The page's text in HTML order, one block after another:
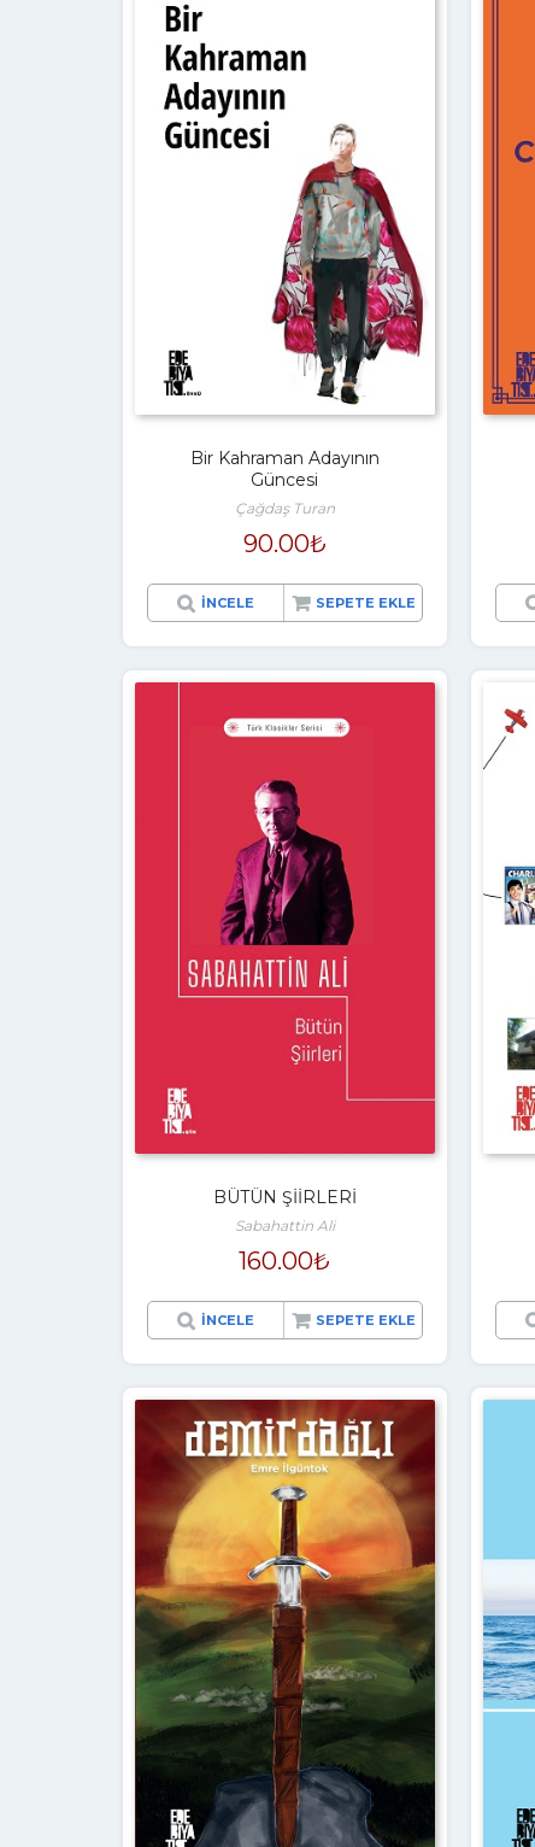
Bir Kahraman Adayının
Güncesi
Çağdaş Turan
90.00₺
İNCELE SEPETE EKLE
BÜTÜN ŞİİRLERİ
Sabahattin Ali
160.00₺
İNCELE SEPETE EKLE